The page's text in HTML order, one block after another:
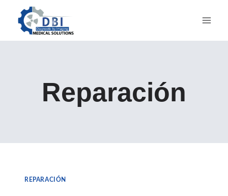
contenido
Reparación
REPARACIÓN